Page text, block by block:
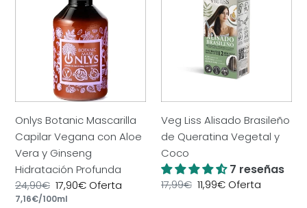
Mascarilla
Capilar
Vegana
Ginseng
Hidratación
Profunda
Onlys Botanic Mascarilla
Capilar Vegana con Aloe
Vera y Ginseng
Hidratación Profunda
Precio
habitual
24,90€ Precio
de
17,90€ Oferta
Precio
7,16€/por
100ml
Brasileño
Queratina
Vegetal
Veg Liss Alisado Brasileño
de Queratina Vegetal y
Coco
7 reseñas
Precio
17,99€ Precio
11,99€ Oferta